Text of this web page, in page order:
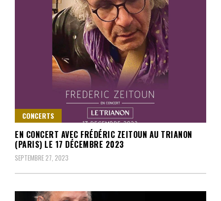
CONCERTS
EN CONCERT AVEC FRÉDÉRIC ZEITOUN AU TRIANON
(PARIS) LE 17 DÉCEMBRE 2023
SEPTEMBRE 27, 2023